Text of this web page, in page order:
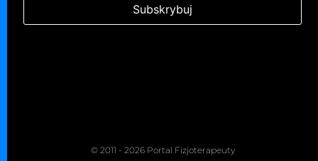
© 2011 - 2026 Portal Fizjoterapeuty